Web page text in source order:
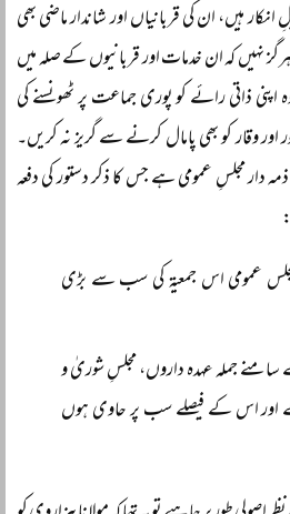
ہیں، ان کی قربانیاں اور شاندار ماضی بھی
نہیں کہ ان خدمات اور قربانیوں کے صلہ میں
ذاتی رائے کو پوری جماعت پر ٹھونسنے کی
وقار کو بھی پامال کرنے سے گریز نہ کریں۔
دار مجلسِ عمومی ہے جس کا ذکر دستور کی دفعہ
عمومی اس جمعیۃ کی سب سے بڑی
جملہ عہدہ داروں، مجلسِ شوریٰ و
اور اس کے فیصلے سب پر حاوی ہوں